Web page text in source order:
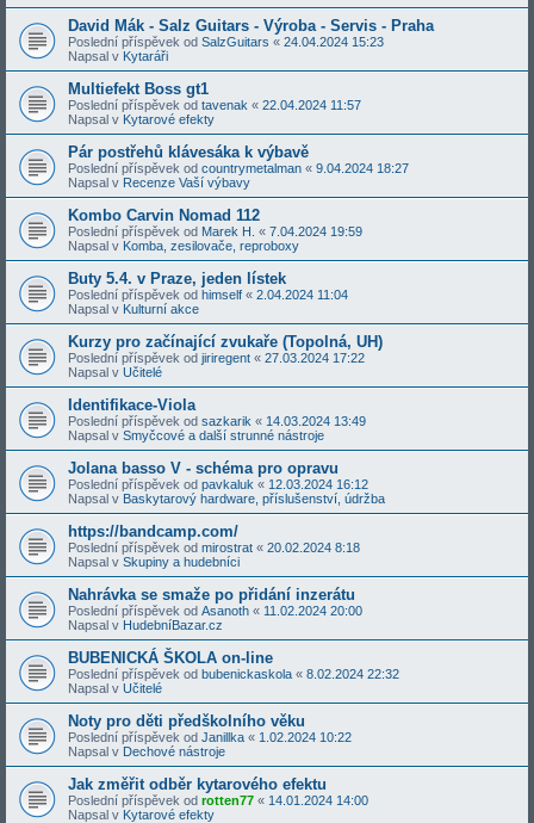
David Mák - Salz Guitars - Výroba - Servis - Praha
Poslední příspěvek od SalzGuitars « 24.04.2024 15:23
Napsal v Kytaráři
Multiefekt Boss gt1
Poslední příspěvek od tavenak « 22.04.2024 11:57
Napsal v Kytarové efekty
Pár postřehů klávesáka k výbavě
Poslední příspěvek od countrymetalman « 9.04.2024 18:27
Napsal v Recenze Vaší výbavy
Kombo Carvin Nomad 112
Poslední příspěvek od Marek H. « 7.04.2024 19:59
Napsal v Komba, zesilovače, reproboxy
Buty 5.4. v Praze, jeden lístek
Poslední příspěvek od himself « 2.04.2024 11:04
Napsal v Kulturní akce
Kurzy pro začínající zvukaře (Topolná, UH)
Poslední příspěvek od jiriregent « 27.03.2024 17:22
Napsal v Učitelé
Identifikace-Viola
Poslední příspěvek od sazkarik « 14.03.2024 13:49
Napsal v Smyčcové a další strunné nástroje
Jolana basso V - schéma pro opravu
Poslední příspěvek od pavkaluk « 12.03.2024 16:12
Napsal v Baskytarový hardware, příslušenství, údržba
https://bandcamp.com/
Poslední příspěvek od mirostrat « 20.02.2024 8:18
Napsal v Skupiny a hudebníci
Nahrávka se smaže po přidání inzerátu
Poslední příspěvek od Asanoth « 11.02.2024 20:00
Napsal v HudebníBazar.cz
BUBENICKÁ ŠKOLA on-line
Poslední příspěvek od bubenickaskola « 8.02.2024 22:32
Napsal v Učitelé
Noty pro děti předškolního věku
Poslední příspěvek od Janillka « 1.02.2024 10:22
Napsal v Dechové nástroje
Jak změřit odběr kytarového efektu
Poslední příspěvek od rotten77 « 14.01.2024 14:00
Napsal v Kytarové efekty